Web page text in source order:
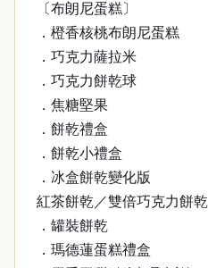
〔布朗尼蛋糕〕
．橙香核桃布朗尼蛋糕
．巧克力薩拉米
．巧克力餅乾球
．焦糖堅果
．餅乾禮盒
．餅乾小禮盒
．冰盒餅乾變化版
紅茶餅乾／雙倍巧克力餅乾
．罐裝餅乾
．瑪德蓮蛋糕禮盒